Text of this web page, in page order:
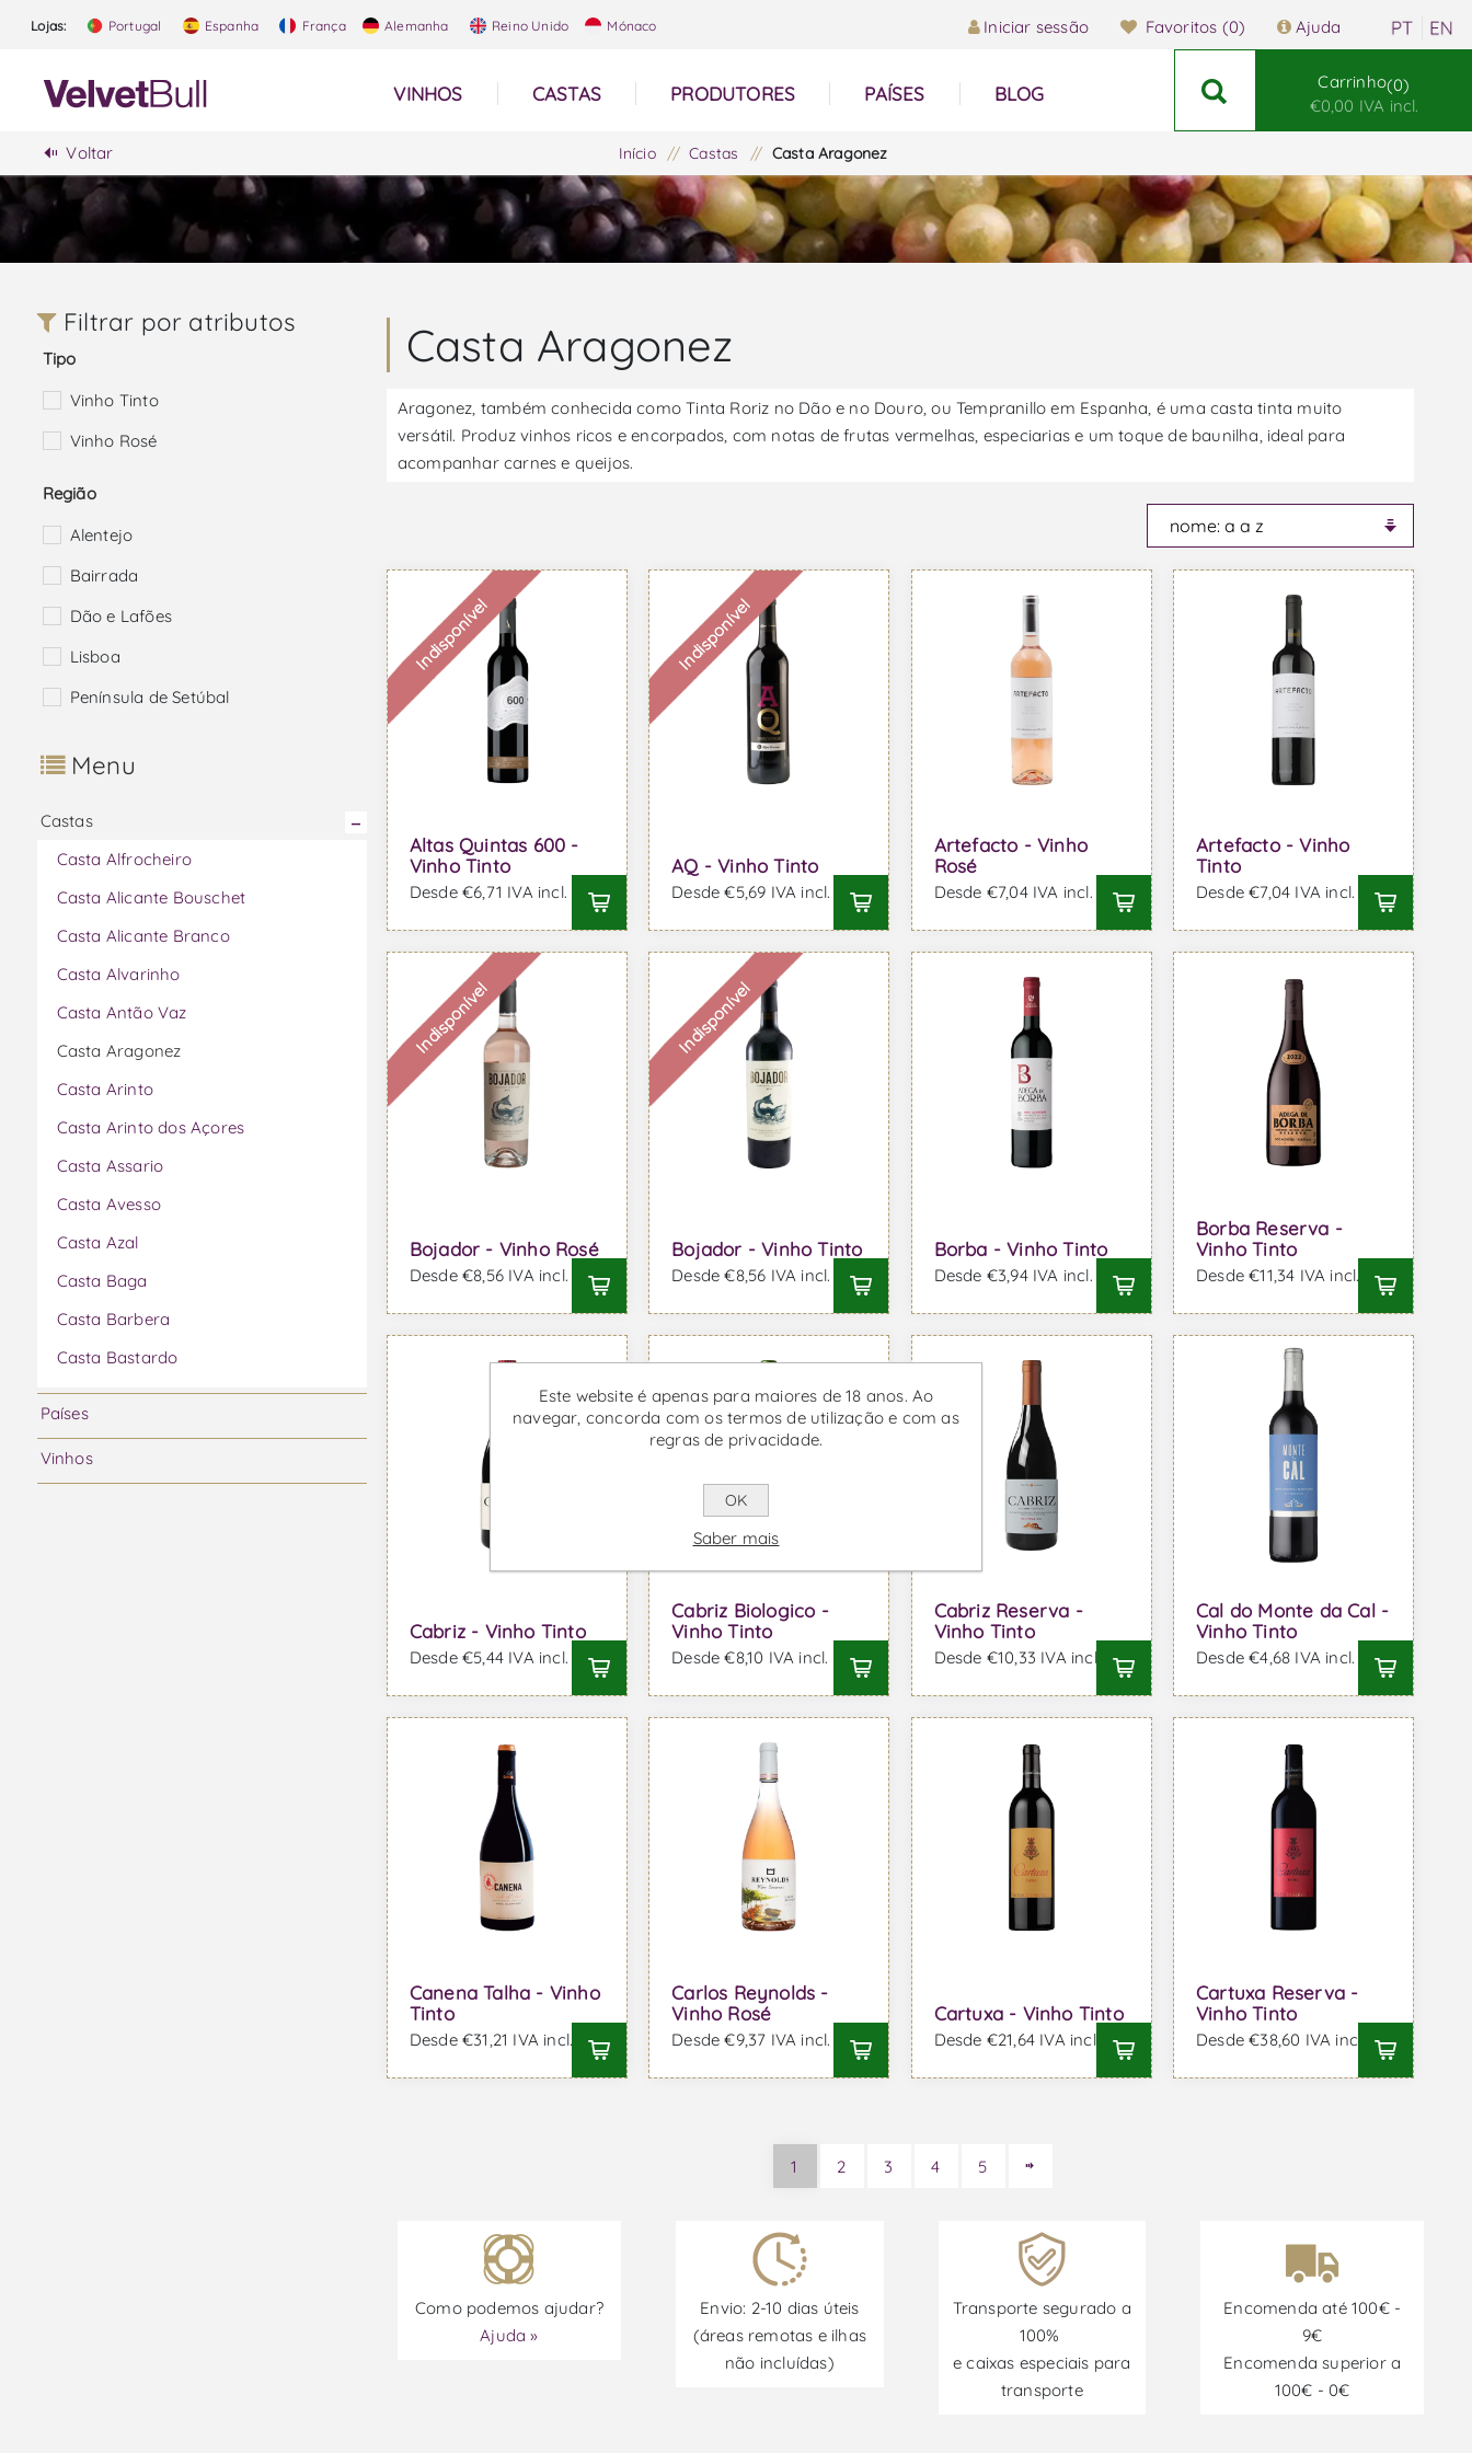
Lojas: Portugal Espanha França Alemanha Reino Unido Mónaco Iniciar sessão Favoritos (0) Ajuda
VINHOS CASTAS PRODUTORES PAÍSES BLOG
Carrinho 0
€0,00 IVA incl.
Voltar Início / Castas / Casta Aragonez
Casta Aragonez
Aragonez, também conhecida como Tinta Roriz no Dão e no Douro, ou Tempranillo em Espanha, é uma casta tinta muito
versátil. Produz vinhos ricos e encorpados, com notas de frutas vermelhas, especiarias e um toque de baunilha, ideal para
acompanhar carnes e queijos.
Indisponível
Altas Quintas 600 -
Vinho Tinto
Desde €6,71 IVA incl.
Indisponível
AQ - Vinho Tinto
Desde €5,69 IVA incl.
Artefacto - Vinho
Rosé
Desde €7,04 IVA incl.
Artefacto - Vinho
Tinto
Desde €7,04 IVA incl.
Indisponível
Bojador - Vinho Rosé
Desde €8,56 IVA incl.
Indisponível
Bojador - Vinho Tinto
Desde €8,56 IVA incl.
Borba - Vinho Tinto
Desde €3,94 IVA incl.
Borba Reserva -
Vinho Tinto
Desde €11,34 IVA incl.
Cabriz - Vinho Tinto
Desde €5,44 IVA incl.
Cabriz Biologico -
Vinho Tinto
Desde €8,10 IVA incl.
Cabriz Reserva -
Vinho Tinto
Desde €10,33 IVA incl.
Cal do Monte da Cal -
Vinho Tinto
Desde €4,68 IVA incl.
Canena Talha - Vinho
Tinto
Desde €31,21 IVA incl.
Carlos Reynolds -
Vinho Rosé
Desde €9,37 IVA incl.
Cartuxa - Vinho Tinto
Desde €21,64 IVA incl.
Cartuxa Reserva -
Vinho Tinto
Desde €38,60 IVA incl.
1 2 3 4 5
Como podemos ajudar?
Ajuda »
Envio: 2-10 dias úteis
(áreas remotas e ilhas
não incluídas)
Transporte segurado a
100%
e caixas especiais para
transporte
Encomenda até 100€ -
9€
Encomenda superior a
100€ - 0€
Filtrar por atributos
Tipo
Vinho Tinto
Vinho Rosé
Região
Alentejo
Bairrada
Dão e Lafões
Lisboa
Península de Setúbal
Menu
Castas
Casta Alfrocheiro
Casta Alicante Bouschet
Casta Alicante Branco
Casta Alvarinho
Casta Antão Vaz
Casta Aragonez
Casta Arinto
Casta Arinto dos Açores
Casta Assario
Casta Avesso
Casta Azal
Casta Baga
Casta Barbera
Casta Bastardo
Casta Bical
Casta Boal
Casta Bonarda
Países
Vinhos
Este website é apenas para maiores de 18 anos. Ao
navegar, concorda com os termos de utilização e com as
regras de privacidade.
OK
Saber mais